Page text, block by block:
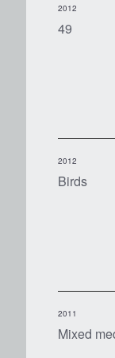
49
2012
Birds
2012
Mixed
2011